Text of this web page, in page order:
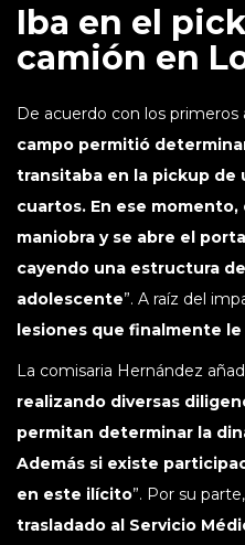
Iba en el
camión en
De acuerdo con los primeros
campo permitió
transitaba en la pickup de
cuartos. En ese
maniobra y se abre el
cayendo una estructura
adolescente”. A raíz del
lesiones que finalmente
La comisaria Hernández
realizando diversas
permitan determinar la
Además si existe
en este ilícito”. Por su
trasladado al Servicio